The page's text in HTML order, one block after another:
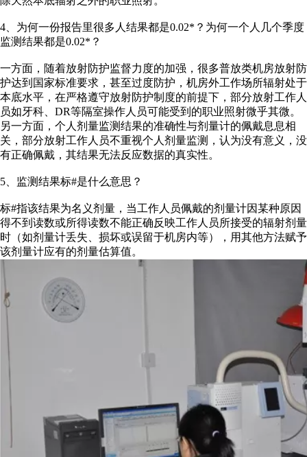
4、为何一份报告里很多人结果都是0.02*？为何一个人几个季度
监测结果都是0.02*？
一方面，随着放射防护监督力度的加强，很多普放类机房放射防
护达到国家标准要求，甚至过度防护，机房外工作场所辐射处于
本底水平，在严格遵守放射防护制度的前提下，部分放射工作人
员如牙科、DR等隔室操作人员可能受到的职业照射微乎其微。
另一方面，个人剂量监测结果的准确性与剂量计的佩戴息息相
关，部分放射工作人员不重视个人剂量监测，认为没有意义，没
有正确佩戴，其结果无法反应数据的真实性。
5、监测结果标#是什么意思？
标#指该结果为名义剂量，当工作人员佩戴的剂量计因某种原因
得不到读数或所得读数不能正确反映工作人员所接受的辐射剂量
时（如剂量计丢失、损坏或误留于机房内等），用其他方法赋予
该剂量计应有的剂量估算值。